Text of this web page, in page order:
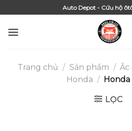
to
content
Auto Depot - Cứu hộ
Trang chủ / Sản phẩm / Ắc
Honda / Honda
LỌC